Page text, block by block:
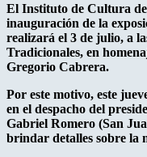
El Instituto de Cultura
inauguración de la
realizará el 3 de julio, a
Tradicionales, en
Gregorio Cabrera.
Por este motivo, este
en el despacho del
Gabriel Romero (San
brindar detalles sobre la